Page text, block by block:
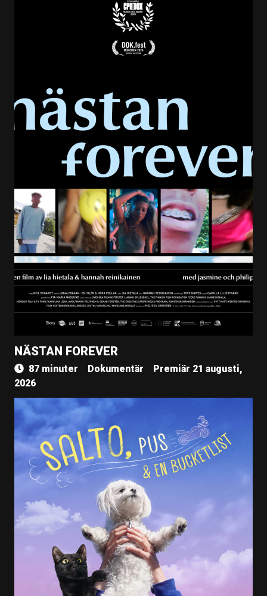
NÄSTAN FOREVER
87 minuter Dokumentär
Premiär 21 augusti,
2026